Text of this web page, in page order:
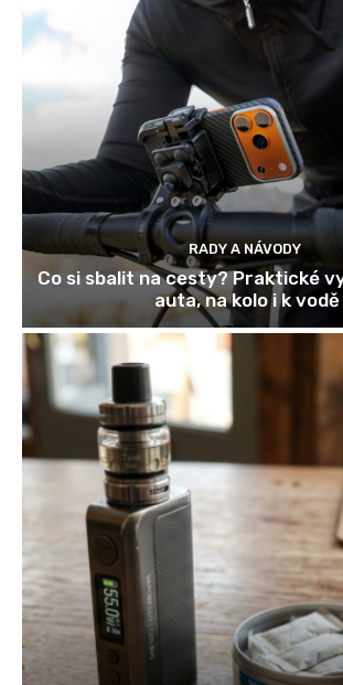
RADY A NÁVODY
Co si sbalit na cesty? Praktické
auta, na kolo i k vodě